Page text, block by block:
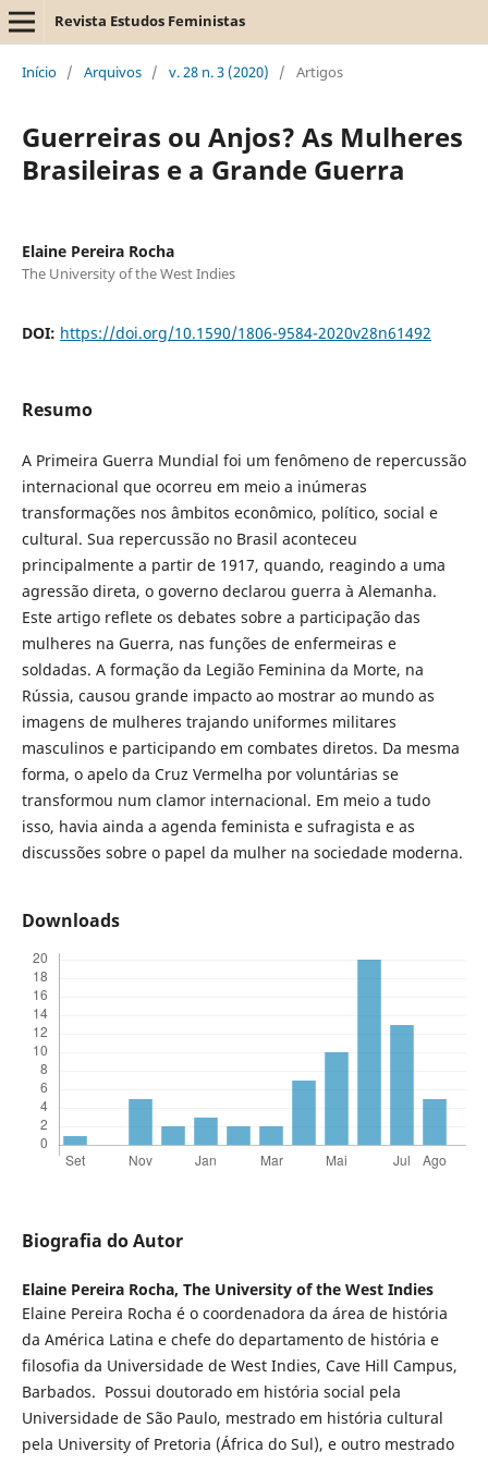
Revista Estudos Feministas
Início / Arquivos / v. 28 n. 3 (2020) / Artigos
Guerreiras ou Anjos? As Mulheres
Brasileiras e a Grande Guerra
Elaine Pereira Rocha
The University of the West Indies
DOI: https://doi.org/10.1590/1806-9584-2020v28n61492
Resumo
A Primeira Guerra Mundial foi um fenômeno de repercussão
internacional que ocorreu em meio a inúmeras
transformações nos âmbitos econômico, político, social e
cultural. Sua repercussão no Brasil aconteceu
principalmente a partir de 1917, quando, reagindo a uma
agressão direta, o governo declarou guerra à Alemanha.
Este artigo reflete os debates sobre a participação das
mulheres na Guerra, nas funções de enfermeiras e
soldadas. A formação da Legião Feminina da Morte, na
Rússia, causou grande impacto ao mostrar ao mundo as
imagens de mulheres trajando uniformes militares
masculinos e participando em combates diretos. Da mesma
forma, o apelo da Cruz Vermelha por voluntárias se
transformou num clamor internacional. Em meio a tudo
isso, havia ainda a agenda feminista e sufragista e as
discussões sobre o papel da mulher na sociedade moderna.
Downloads
Biografia do Autor
Elaine Pereira Rocha, The University of the West Indies
Elaine Pereira Rocha é o coordenadora da área de história
da América Latina e chefe do departamento de história e
filosofia da Universidade de West Indies, Cave Hill Campus,
Barbados. Possui doutorado em história social pela
Universidade de São Paulo, mestrado em história cultural
pela University of Pretoria (África do Sul), e outro mestrado